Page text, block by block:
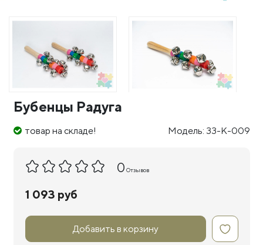
Бубенцы Радуга
товар на складе! Модель: 33-К-009
0 Отзывов
1 093 руб
Добавить в корзину